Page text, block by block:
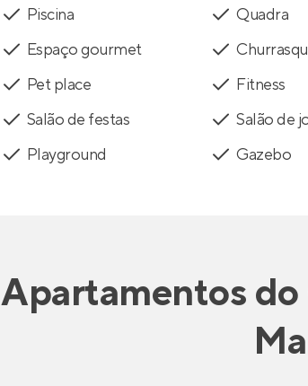
Piscina Quadra
Espaço gourmet
Pet place
Fitness
Salão de festas
Salão de
Playground
Gazebo
Apartamentos do